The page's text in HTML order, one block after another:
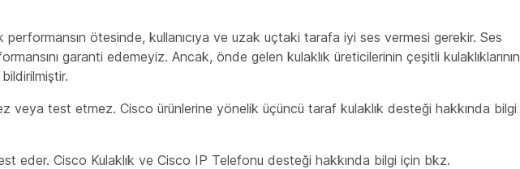
performansın ötesinde, kullanıcıya ve uzak uçtaki tarafa iyi ses vermesi gerekir. Ses
garanti edemeyiz. Ancak, önde gelen kulaklık üreticilerinin çeşitli kulaklıklarının
veya test etmez. Cisco ürünlerine yönelik üçüncü taraf kulaklık desteği hakkında bilgi
eder. Cisco Kulaklık ve Cisco IP Telefonu desteği hakkında bilgi için bkz.